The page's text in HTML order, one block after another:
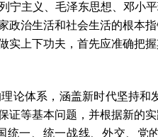
宁主义、毛泽东思想、邓小
政治生活和社会生活的根本
上下功夫，首先应准确把握
论体系，涵盖新时代坚持
等基本问题，并根据新的
统一、统一战线、外交、党